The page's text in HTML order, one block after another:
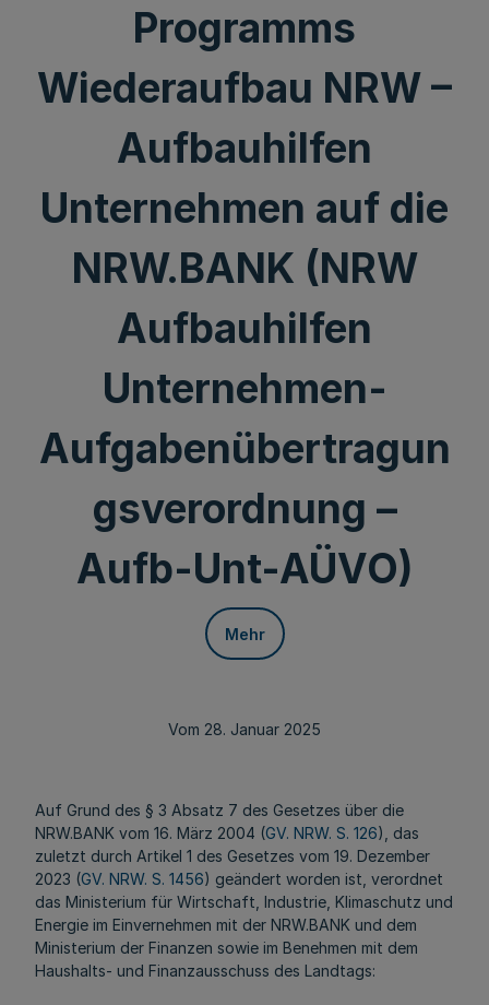
Programms
Wiederaufbau NRW –
Aufbauhilfen
Unternehmen auf die
NRW.BANK (NRW
Aufbauhilfen
Unternehmen-
Aufgabenübertragun
gsverordnung –
Aufb-Unt-AÜVO)
Mehr
Vom 28. Januar 2025
Auf Grund des § 3 Absatz 7 des Gesetzes über die
NRW.BANK vom 16. März 2004 (GV. NRW. S. 126), das
zuletzt durch Artikel 1 des Gesetzes vom 19. Dezember
2023 (GV. NRW. S. 1456) geändert worden ist, verordnet
das Ministerium für Wirtschaft, Industrie, Klimaschutz und
Energie im Einvernehmen mit der NRW.BANK und dem
Ministerium der Finanzen sowie im Benehmen mit dem
Haushalts- und Finanzausschuss des Landtags: